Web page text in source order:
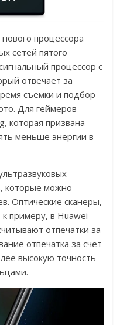
процессора
сетей пятого
процессор с
отвечает за
съемки и подбор
Для геймеров
которая призвана
меньше энергии в
которые можно
Оптические сканеры,
примеру, в Huawei
отпечатки за
отпечатка за счет
высокую точность